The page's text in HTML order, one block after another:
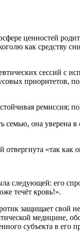
ценностей
как средству
сессий с
приоритетов,
ремиссия;
она уверена
«так как
следующей: его
течёт кровь!».
защищает свой
медицине,
субъекта в его